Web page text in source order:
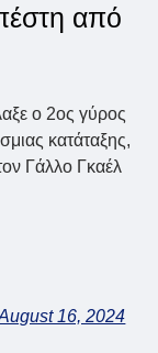
από
ο 2ος γύρος
κατάταξης,
Γάλλο Γκαέλ
16, 2024